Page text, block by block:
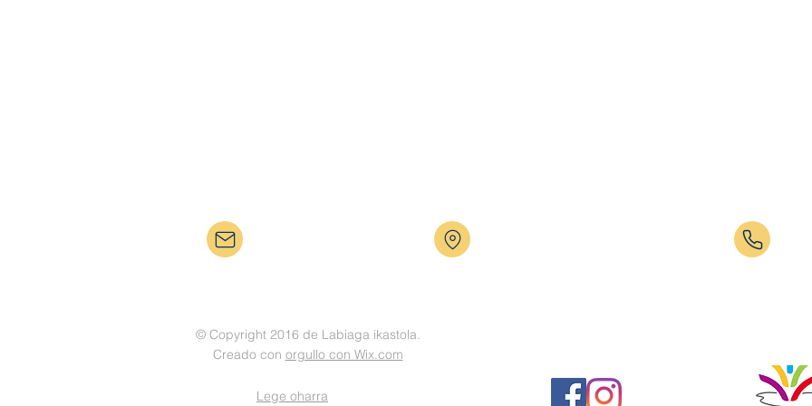
© Copyright 2016 de Labiaga ikastola.
Creado con orgullo con Wix.com
Lege oharra